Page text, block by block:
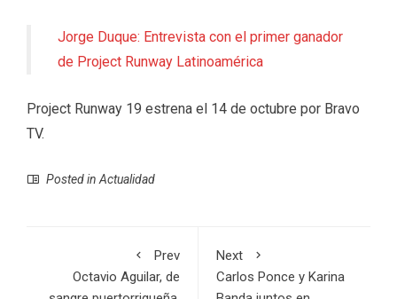
Jorge Duque: Entrevista con el primer ganador
de Project Runway Latinoamérica
Project Runway 19 estrena el 14 de octubre por Bravo
TV.
Posted inActualidad
Prev
Octavio Aguilar, de
Next
Carlos Ponce y Karina